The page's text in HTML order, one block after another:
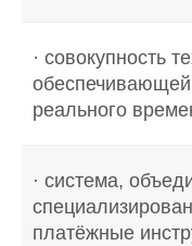
· совокупность
реального
· система,
платёжные